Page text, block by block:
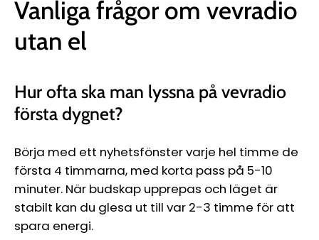
Vanliga frågor om vevradio
utan el
Hur ofta ska man lyssna på vevradio
första dygnet?
Börja med ett nyhetsfönster varje hel timme de
första 4 timmarna, med korta pass på 5-10
minuter. När budskap upprepas och läget är
stabilt kan du glesa ut till var 2-3 timme för att
spara energi.